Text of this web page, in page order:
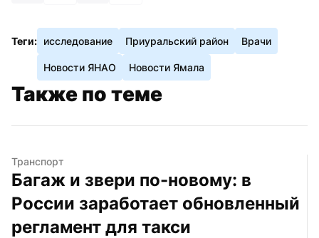
Теги: исследование Приуральский район Врачи
Новости ЯНАО Новости Ямала
Также по теме
Транспорт
Багаж и звери по-новому: в
России заработает обновленный
регламент для такси